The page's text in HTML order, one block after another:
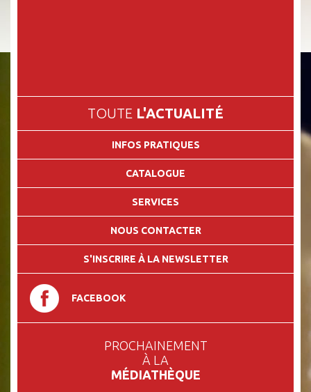
TOUTE L'ACTUALITÉ
INFOS PRATIQUES
CATALOGUE
SERVICES
NOUS CONTACTER
S'INSCRIRE À LA NEWSLETTER
FACEBOOK
PROCHAINEMENT
À LA
MÉDIATHÈQUE